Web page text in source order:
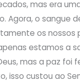
mas era
Agora, o sangue
os nossos
estamos a
mas a paz foi
isso custou ao